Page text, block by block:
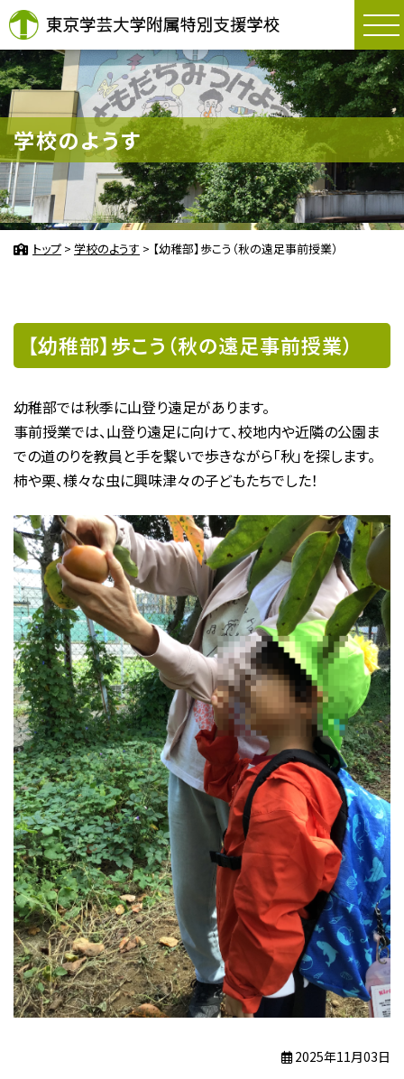
東京学芸大学附
学校のようす
トップ > 学校のようす > 【幼稚部】歩こう（秋の遠足事前授業）
【幼稚部】歩こう（秋の遠足事前授業）
幼稚部では秋季に山登り遠足があります。
事前授業では、山登り遠足に向けて、校地内や近隣の公園ま
での道のりを教員と手を繋いで歩きながら「秋」を探します。
柿や栗、様々な虫に興味津々の子どもたちでした！
2025年11月03日